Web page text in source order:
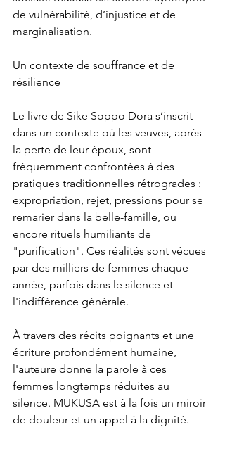
de vulnérabilité, d’injustice et de
marginalisation.
Un contexte de souffrance et de
résilience
Le livre de Sike Soppo Dora s’inscrit
dans un contexte où les veuves, après
la perte de leur époux, sont
fréquemment confrontées à des
pratiques traditionnelles rétrogrades :
expropriation, rejet, pressions pour se
remarier dans la belle-famille, ou
encore rituels humiliants de
"purification". Ces réalités sont vécues
par des milliers de femmes chaque
année, parfois dans le silence et
l'indifférence générale.
À travers des récits poignants et une
écriture profondément humaine,
l'auteure donne la parole à ces
femmes longtemps réduites au
silence. MUKUSA est à la fois un miroir
de douleur et un appel à la dignité.